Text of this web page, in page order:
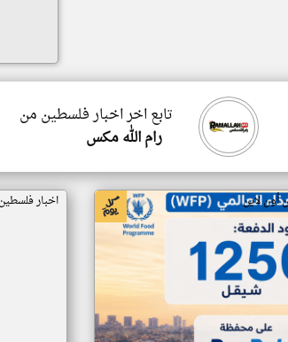
تابع اخر اخبار فلسطين من
رام الله مكس
أون لاين اخبار